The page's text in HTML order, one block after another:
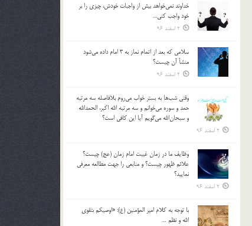
خداوند نمي‌خواهد بيش از واجبات خودش، چيزي را بر
خود واجب كني…
2 اسفند 96
سلامي كه بعد از اتمام نماز به 3 امام داده مي‌شود
منشأ آن چيست؟
2 اسفند 96
وقتي شب‌ها به بستر خواب مي‌روم بلافاصله سه مرتبه
حمد و سوره مي‌خوانم و سه مرتبه الله اكبر، الحمدالله
و سبحان‌الله مي‌گويم آيا اين كافي است؟
2 اسفند 96
وظايف ما در زمان غيبت امام زمان (عج) چيست؟
علائم ظهور چيست؟ و منابعي را جهت مطالعه معرفي
نماييد؟
2 اسفند 96
با توجه به كلام امير المؤمنين (ع): «اوصيكم بتقوي
الله و نظم …